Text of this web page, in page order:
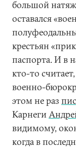
большой
оставался
крестьян
паспорта. И в
кто-то
военно-
этом не раз
Карнеги
видимому,
когда в